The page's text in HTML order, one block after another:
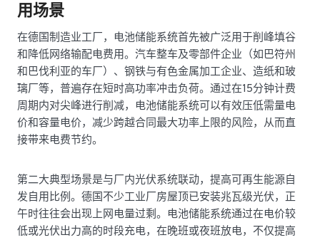
用场景
在德国制造业工厂，电池储能系统首先被广泛用于削峰填谷
和降低网络输配电费用。汽车整车及零部件企业（如巴符州
和巴伐利亚的车厂）、钢铁与有色金属加工企业、造纸和玻
璃厂等，普遍存在短时高功率冲击负荷。通过在15分钟计费
周期内对尖峰进行削减，电池储能系统可以有效压低需量电
价和容量电价，减少跨越合同最大功率上限的风险，从而直
接带来电费节约。
第二大典型场景是与厂内光伏系统联动，提高可再生能源自
发自用比例。德国不少工业厂房屋顶已安装兆瓦级光伏，正
午时往往会出现上网电量过剩。电池储能系统通过在电价较
低或光伏出力高的时段充电，在晚班或夜班放电，不仅提高